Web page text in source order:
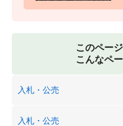
このペー
こんなペ
入札・公売
入札・公売